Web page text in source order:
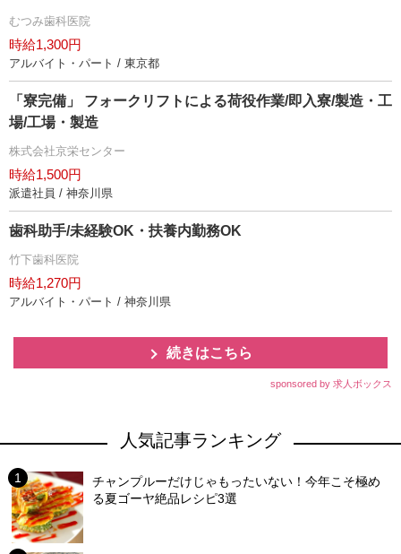
むつみ歯科医院
時給1,300円
アルバイト・パート / 東京都
「寮完備」 フォークリフトによる荷役作業/即入寮/製造・工
場/工場・製造
株式会社京栄センター
時給1,500円
派遣社員 / 神奈川県
歯科助手/未経験OK・扶養内勤務OK
竹下歯科医院
時給1,270円
アルバイト・パート / 神奈川県
続きはこちら
sponsored by 求人ボックス
人気記事ランキング
チャンプルーだけじゃもったいない！今年こそ極め
る夏ゴーヤ絶品レシピ3選